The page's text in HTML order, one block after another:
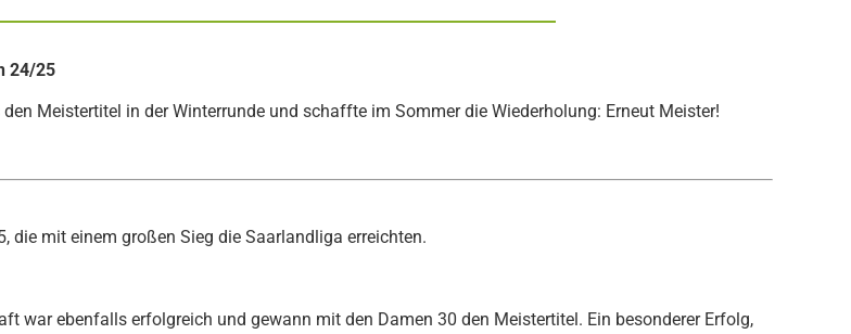
24/25
Meistertitel in der Winterrunde und schaffte im Sommer die Wiederholung: Erneut Meister!
die mit einem großen Sieg die Saarlandliga erreichten.
war ebenfalls erfolgreich und gewann mit den Damen 30 den Meistertitel. Ein besonderer Erfolg,